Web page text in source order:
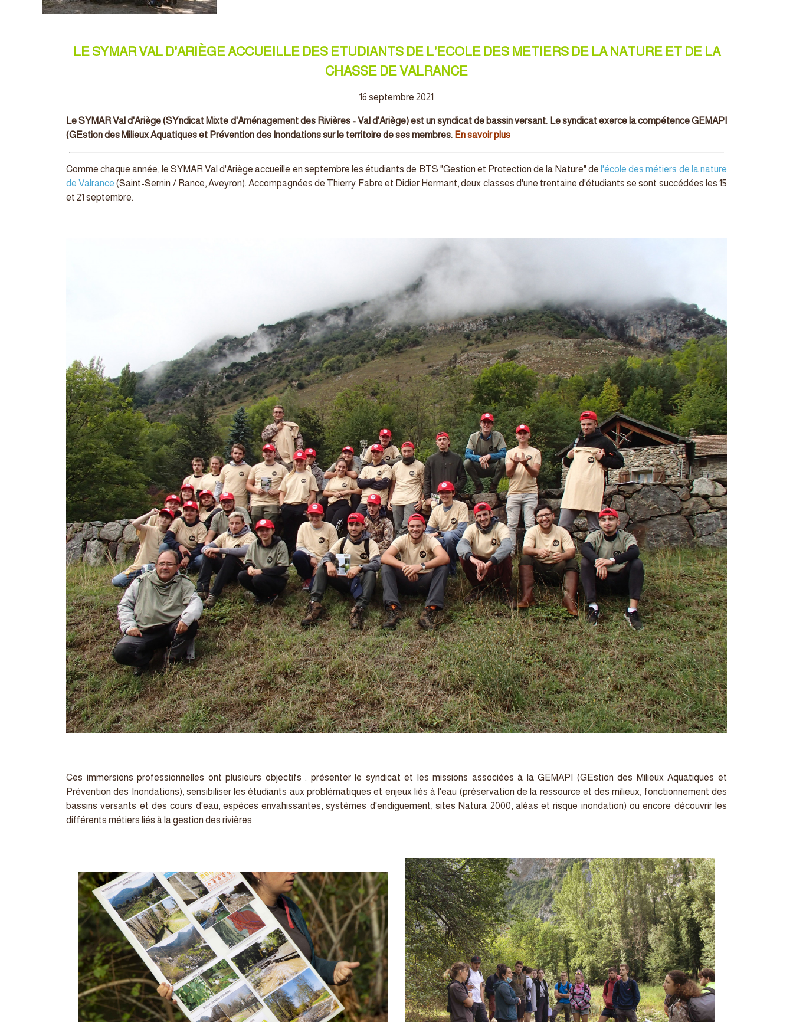
LE SYMAR VAL D'ARIÈGE ACCUEILLE DES ETUDIANTS DE L'ECOLE DES METIERS DE LA NATURE ET DE LA
CHASSE DE VALRANCE
16 septembre 2021
Le SYMAR Val d'Ariège (SYndicat Mixte d'Aménagement des Rivières - Val d'Ariège) est un syndicat de bassin versant. Le syndicat exerce la compétence GEMAPI
(GEstion des Milieux Aquatiques et Prévention des Inondations sur le territoire de ses membres. En savoir plus
Comme chaque année, le SYMAR Val d'Ariège accueille en septembre les étudiants de BTS "Gestion et Protection de la Nature" de l'école des métiers de la nature
de Valrance (Saint-Sernin / Rance, Aveyron). Accompagnées de Thierry Fabre et Didier Hermant, deux classes d'une trentaine d'étudiants se sont succédées les 15
et 21 septembre.
Ces immersions professionnelles ont plusieurs objectifs : présenter le syndicat et les missions associées à la GEMAPI (GEstion des Milieux Aquatiques et
Prévention des Inondations), sensibiliser les étudiants aux problématiques et enjeux liés à l'eau (préservation de la ressource et des milieux, fonctionnement des
bassins versants et des cours d'eau, espèces envahissantes, systèmes d'endiguement, sites Natura 2000, aléas et risque inondation) ou encore découvrir les
différents métiers liés à la gestion des rivières.